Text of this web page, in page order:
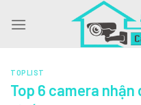
TOPLIST
Top 6 camera